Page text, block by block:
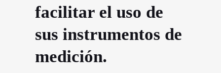
facilitar el uso de
sus instrumentos de
medición.